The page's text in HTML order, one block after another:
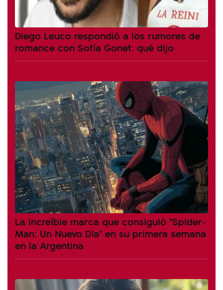
Diego Leuco respondió a los rumores de
romance con Sofía Gonet: qué dijo
La increíble marca que consiguió "Spider-
Man: Un Nuevo Día" en su primera semana
en la Argentina